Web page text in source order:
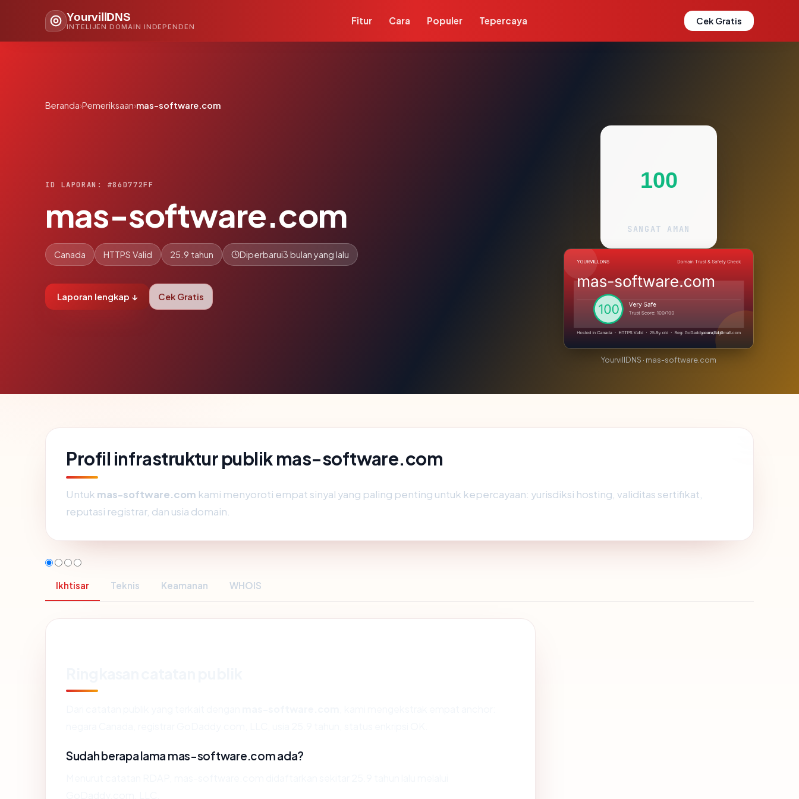
YourvillDNS
INTELIJEN DOMAIN INDEPENDEN
Fitur Cara Populer Tepercaya Cek Gratis
Beranda›Pemeriksaan›mas-software.com
ID LAPORAN: #86D772FF
mas-software.com
Canada HTTPS Valid 25.9 tahun Diperbarui3 bulan yang lalu
Laporan lengkap ↓ Cek Gratis
100
SANGAT AMAN
YourvillDNS · mas-software.com
Profil infrastruktur publik mas-software.com
Untuk mas-software.com kami menyoroti empat sinyal yang paling penting untuk kepercayaan: yurisdiksi hosting, validitas sertifikat,
reputasi registrar, dan usia domain.
Ikhtisar Teknis Keamanan WHOIS
Sudah berapa lama mas-software.com ada?